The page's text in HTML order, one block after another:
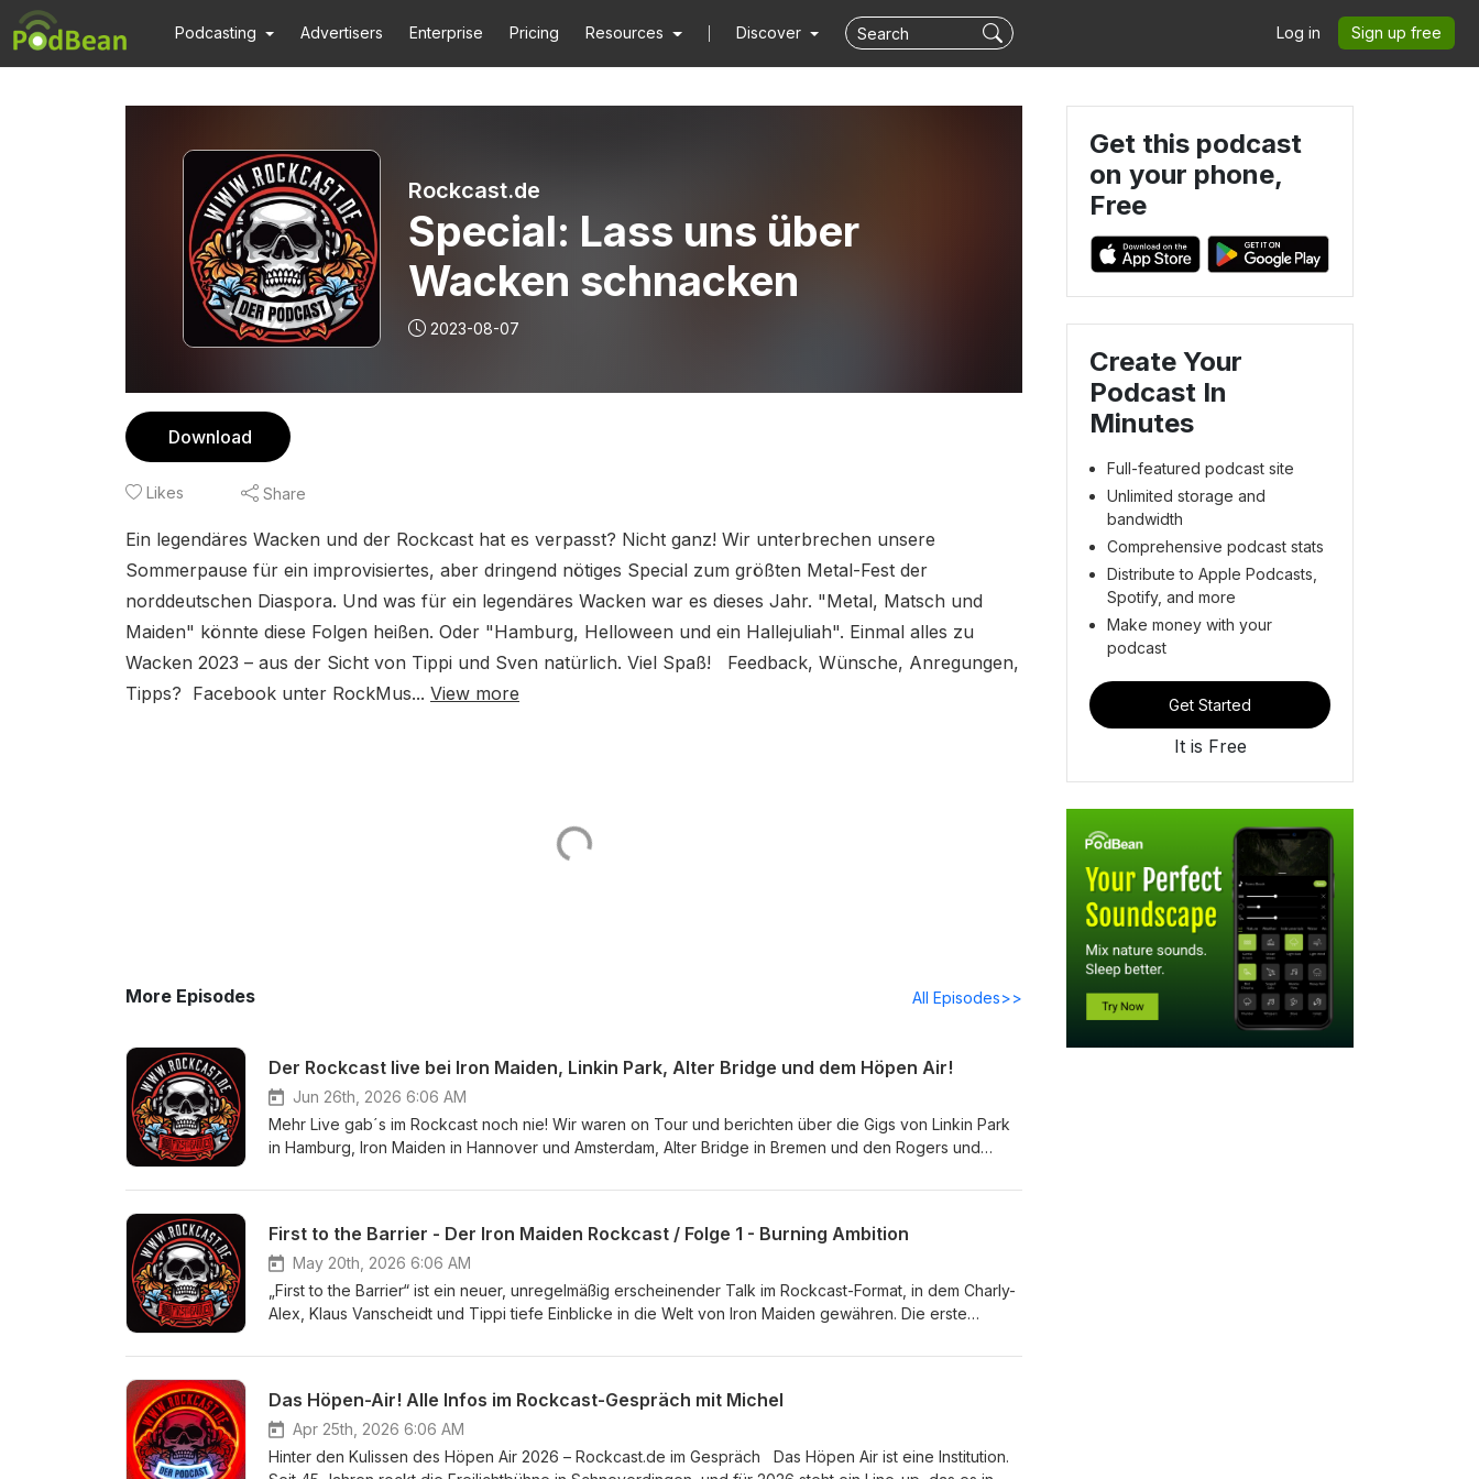
Podcasting Advertisers Enterprise Pricing Resources Discover Log in Sign up free
Rockcast.de
Special: Lass uns über
Wacken schnacken
2023-08-07
Download
Likes Share
Ein legendäres Wacken und der Rockcast hat es verpasst? Nicht ganz! Wir unterbrechen unsere
Sommerpause für ein improvisiertes, aber dringend nötiges Special zum größten Metal-Fest der
norddeutschen Diaspora. Und was für ein legendäres Wacken war es dieses Jahr. "Metal, Matsch und
Maiden" könnte diese Folgen heißen. Oder "Hamburg, Helloween und ein Hallejuliah". Einmal alles zu
Wacken 2023 – aus der Sicht von Tippi und Sven natürlich. Viel Spaß! Feedback, Wünsche, Anregungen,
Tipps? Facebook unter RockMus... View more
More Episodes All Episodes>>
Der Rockcast live bei Iron Maiden, Linkin Park, Alter Bridge und dem Höpen Air!
Jun 26th, 2026 6:06 AM
Mehr Live gab´s im Rockcast noch nie! Wir waren on Tour und berichten über die Gigs von Linkin Park
in Hamburg, Iron Maiden in Hannover und Amsterdam, Alter Bridge in Bremen und den Rogers und
und Michel über die Gigs, bringen (Maiden-) News und haben die eine oder andere Geschichte aus
#Rockcast #Rock-Music_net https://Rockwelt.com https://Rockcast.de https://Rock-Music.net
https://concertfoto.de Https://Rockvan.de https://kv-music.de
First to the Barrier - Der Iron Maiden Rockcast / Folge 1 - Burning Ambition
May 20th, 2026 6:06 AM
„First to the Barrier“ ist ein neuer, unregelmäßig erscheinender Talk im Rockcast-Format, in dem Charly-
Alex, Klaus Vanscheidt und Tippi tiefe Einblicke in die Welt von Iron Maiden gewähren. Die erste
Bandgeschichte beleuchtet. Der Podcast bietet persönliche Geschichten, Sammlerwissen und
#FirsttotheBarrier #IronMaiden #Podcast https://Rockwelt.com https://Rockcast.de https://Rock-
Music.net https://concertfoto.de Https://Rockvan.de
Das Höpen-Air! Alle Infos im Rockcast-Gespräch mit Michel
Apr 25th, 2026 6:06 AM
Hinter den Kulissen des Höpen Air 2026 – Rockcast.de im Gespräch Das Höpen Air ist eine Institution.
Get this podcast
on your phone,
Free
Create Your
Podcast In
Minutes
Full-featured podcast site
Unlimited storage and
bandwidth
Comprehensive podcast stats
Distribute to Apple Podcasts,
Spotify, and more
Make money with your
podcast
Get Started
It is Free